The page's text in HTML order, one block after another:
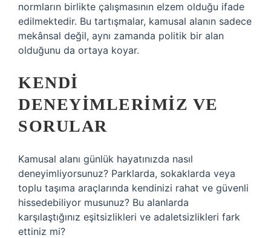
normların birlikte çalışmasının elzem olduğu ifade
edilmektedir. Bu tartışmalar, kamusal alanın sadece
mekânsal değil, aynı zamanda politik bir alan
olduğunu da ortaya koyar.
KENDI
DENEYIMLERIMIZ VE
SORULAR
Kamusal alanı günlük hayatınızda nasıl
deneyimliyorsunuz? Parklarda, sokaklarda veya
toplu taşıma araçlarında kendinizi rahat ve güvenli
hissedebiliyor musunuz? Bu alanlarda
karşılaştığınız eşitsizlikleri ve adaletsizlikleri fark
ettiniz mi?